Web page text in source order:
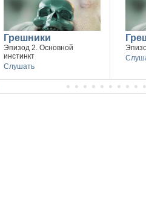
Грешники
Эпизод 2. Основной
инстинкт
Слушать